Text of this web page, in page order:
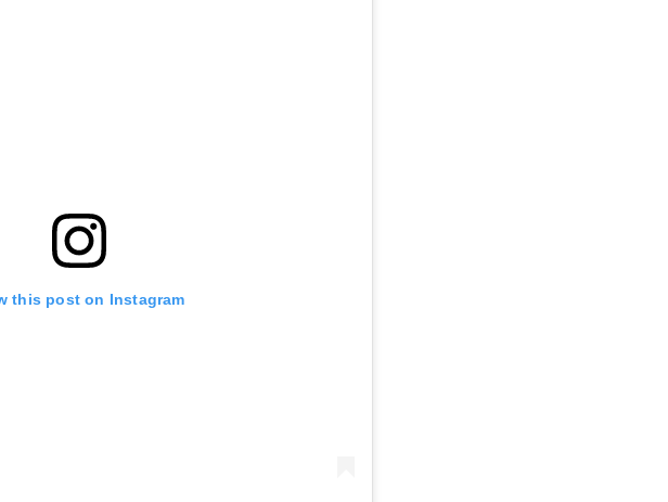
this post on Instagram